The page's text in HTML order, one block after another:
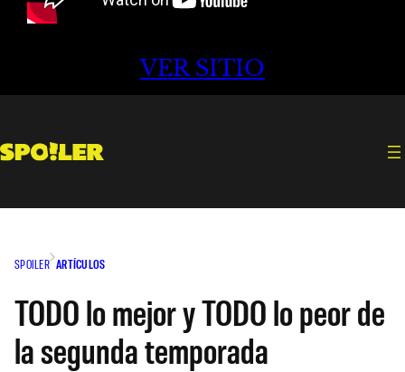
VER SITIO
SPOILER ARTÍCULOS
TODO lo mejor y TODO lo peor de
la segunda temporada